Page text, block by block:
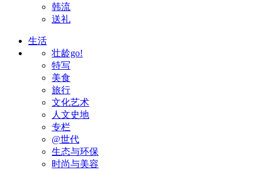
韩流
送礼
生活
壮龄go!
特写
美食
旅行
文化艺术
人文史地
专栏
@世代
生态与环保
时尚与美容